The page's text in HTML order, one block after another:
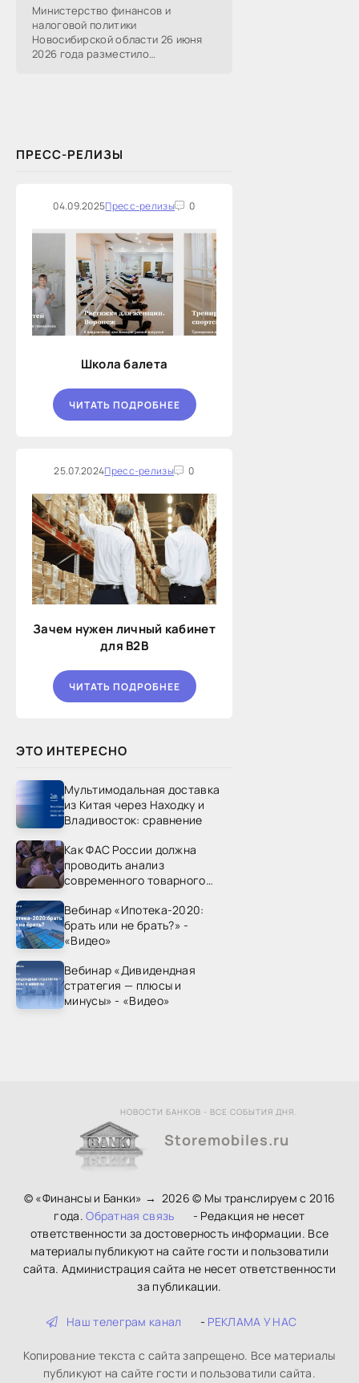
Министерство финансов и
налоговой политики
Новосибирской области 26 июня
2026 года разместило
ПРЕСС-РЕЛИЗЫ
04.09.2025Пресс-релизы 0
Школа балета
ЧИТАТЬ ПОДРОБНЕЕ
25.07.2024Пресс-релизы 0
Зачем нужен личный кабинет
для B2B
ЧИТАТЬ ПОДРОБНЕЕ
ЭТО ИНТЕРЕСНО
Мультимодальная доставка
из Китая через Находку и
Владивосток: сравнение
Как ФАС России должна
проводить анализ
современного товарного
России»
Вебинар «Ипотека-2020:
брать или не брать?» -
«Видео»
Вебинар «Дивидендная
стратегия — плюсы и
минусы» - «Видео»
Storemobiles.ru
НОВОСТИ БАНКОВ - ВСЕ СОБЫТИЯ ДНЯ.
© «Финансы и Банки» → 2026 © Мы транслируем с 2016
года.Обратная связь
- Редакция не несет
ответственности за достоверность информации. Все
материалы публикуют на сайте гости и пользоватили
сайта. Администрация сайта не несет ответственности
за публикации.
Наш телеграм канал - РЕКЛАМА У НАС
Копирование текста с сайта запрещено. Все материалы
публикуют на сайте гости и пользоватили сайта.